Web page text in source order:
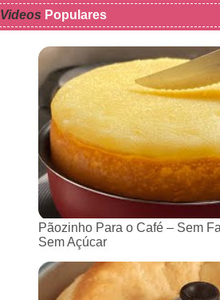
Videos Populares
Pãozinho Para o Café – Sem
Sem Açúcar